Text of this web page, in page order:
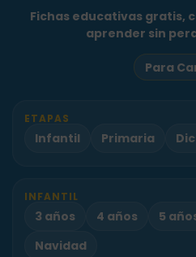
Fichas educativas gratis,
aprender sin
Para
ETAPAS
Infantil Primaria
INFANTIL
3 años 4 años 5
Navidad